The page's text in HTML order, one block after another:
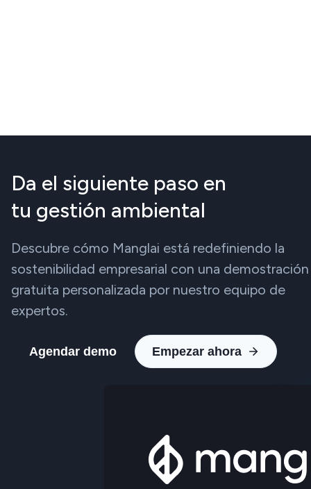
Da el siguiente paso en
tu gestión ambiental
Descubre cómo Manglai está redefiniendo la
sostenibilidad empresarial con una demostración
gratuita personalizada por nuestro equipo de
expertos.
Agendar demo Empezar ahora